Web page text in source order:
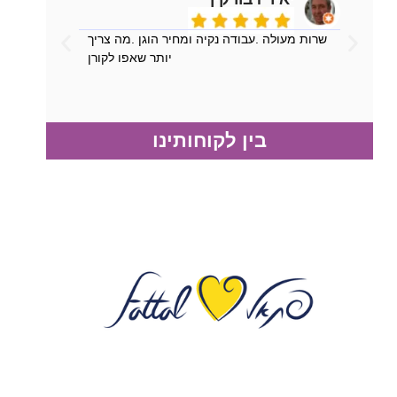
שרות מעולה .עבודה נקיה ומחיר הוגן .מה צריך
יותר שאפו לקורן
בין לקוחותינו